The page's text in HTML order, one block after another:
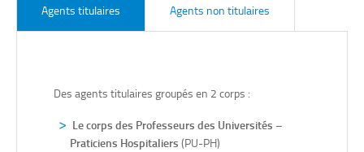
Agents titulaires Agents non titulaires
Des agents titulaires groupés en 2 corps :
Le corps des Professeurs des Universités –
Praticiens Hospitaliers (PU-PH)